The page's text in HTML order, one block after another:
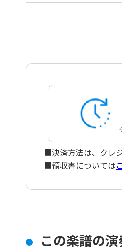
■決済方法は、クレ
■領収書については
この楽譜の